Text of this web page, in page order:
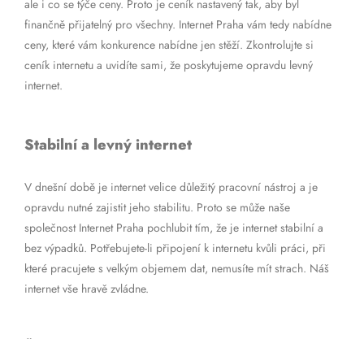
ale i co se týče ceny. Proto je ceník nastavený tak, aby byl
finančně přijatelný pro všechny. Internet Praha vám tedy nabídne
ceny, které vám konkurence nabídne jen stěží. Zkontrolujte si
ceník internetu a uvidíte sami, že poskytujeme opravdu levný
internet.
Stabilní a levný internet
V dnešní době je internet velice důležitý pracovní nástroj a je
opravdu nutné zajistit jeho stabilitu. Proto se může naše
společnost Internet Praha pochlubit tím, že je internet stabilní a
bez výpadků. Potřebujete-li připojení k internetu kvůli práci, při
které pracujete s velkým objemem dat, nemusíte mít strach. Náš
internet vše hravě zvládne.